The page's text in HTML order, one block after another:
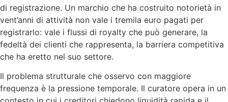
di registrazione. Un marchio che ha costruito notorietà in
vent’anni di attività non vale i tremila euro pagati per
registrarlo: vale i flussi di royalty che può generare, la
fedeltà dei clienti che rappresenta, la barriera competitiva
che ha eretto nel suo settore.
Il problema strutturale che osservo con maggiore
frequenza è la pressione temporale. Il curatore opera in un